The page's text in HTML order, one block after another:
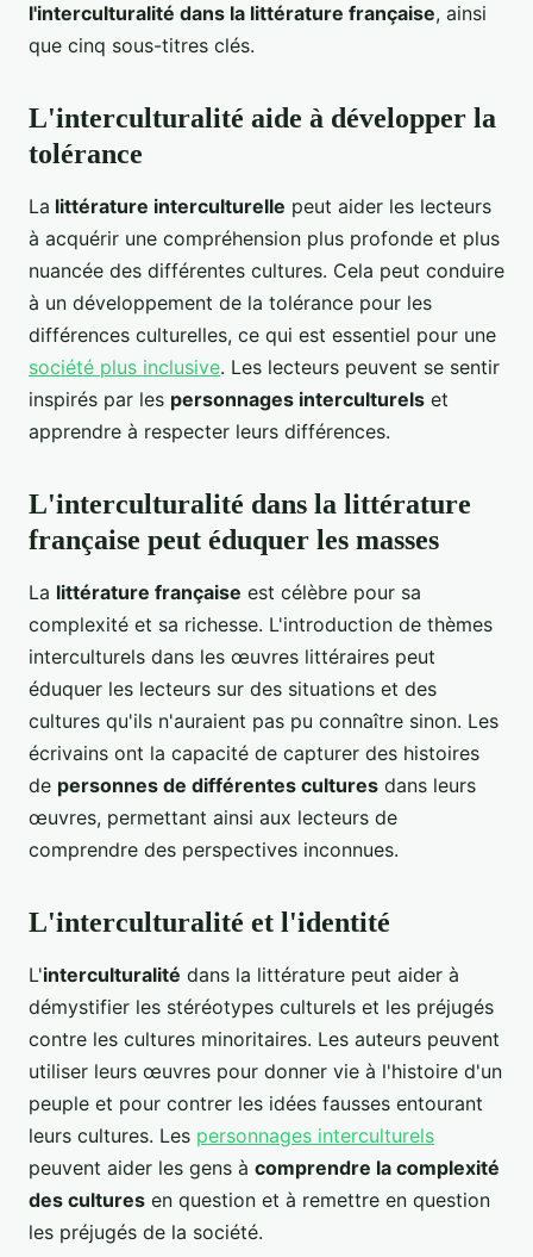
l'interculturalité dans la littérature française, ainsi
que cinq sous-titres clés.
L'interculturalité aide à développer la
tolérance
La littérature interculturelle peut aider les lecteurs
à acquérir une compréhension plus profonde et plus
nuancée des différentes cultures. Cela peut conduire
à un développement de la tolérance pour les
différences culturelles, ce qui est essentiel pour une
société plus inclusive. Les lecteurs peuvent se sentir
inspirés par les personnages interculturels et
apprendre à respecter leurs différences.
L'interculturalité dans la littérature
française peut éduquer les masses
La littérature française est célèbre pour sa
complexité et sa richesse. L'introduction de thèmes
interculturels dans les œuvres littéraires peut
éduquer les lecteurs sur des situations et des
cultures qu'ils n'auraient pas pu connaître sinon. Les
écrivains ont la capacité de capturer des histoires
de personnes de différentes cultures dans leurs
œuvres, permettant ainsi aux lecteurs de
comprendre des perspectives inconnues.
L'interculturalité et l'identité
L'interculturalité dans la littérature peut aider à
démystifier les stéréotypes culturels et les préjugés
contre les cultures minoritaires. Les auteurs peuvent
utiliser leurs œuvres pour donner vie à l'histoire d'un
peuple et pour contrer les idées fausses entourant
leurs cultures. Les personnages interculturels
peuvent aider les gens à comprendre la complexité
des cultures en question et à remettre en question
les préjugés de la société.